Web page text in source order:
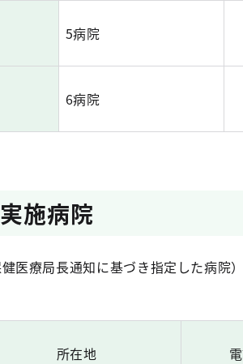
5病院
6病院
施病院
療局長通知に基づき指定した病院）
所在地